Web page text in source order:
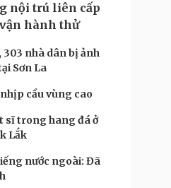
nội trú liên cấp
hành thử
303 nhà dân bị ảnh
Sơn La
cầu vùng cao
sĩ trong hang đá ở
Lắk
nước ngoài: Đã